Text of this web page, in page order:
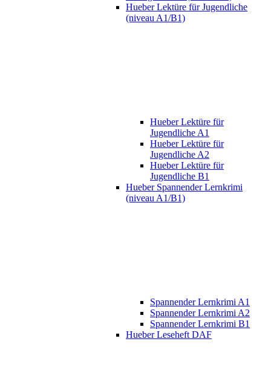
Hueber Lektüre für Jugendliche
(niveau A1/B1)
Hueber Lektüre für
Jugendliche A1
Hueber Lektüre für
Jugendliche A2
Hueber Lektüre für
Jugendliche B1
Hueber Spannender Lernkrimi
(niveau A1/B1)
Spannender Lernkrimi A1
Spannender Lernkrimi A2
Spannender Lernkrimi B1
Hueber Leseheft DAF